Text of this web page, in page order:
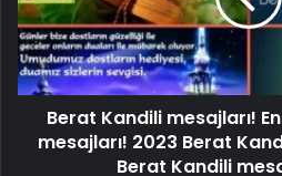
Berat Kandili mesajları!
mesajları! 2023 Berat
Berat Kandili